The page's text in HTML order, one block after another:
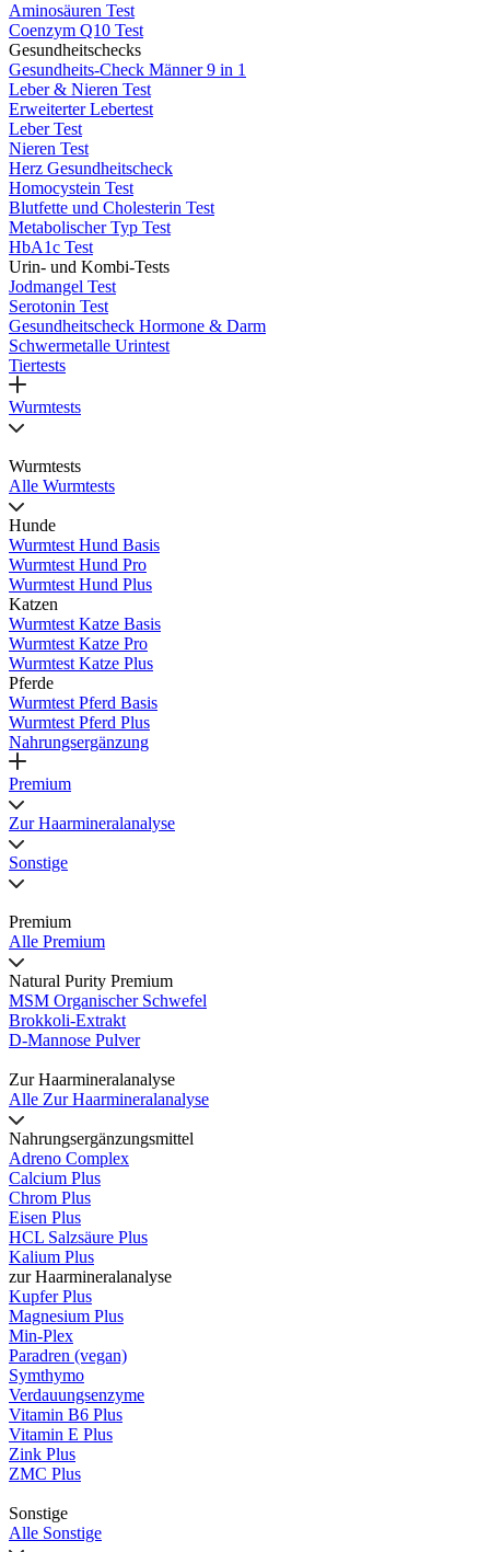
Aminosäuren Test
Coenzym Q10 Test
Gesundheitschecks
Gesundheits-Check Männer 9 in 1
Leber & Nieren Test
Erweiterter Lebertest
Leber Test
Nieren Test
Herz Gesundheitscheck
Homocystein Test
Blutfette und Cholesterin Test
Metabolischer Typ Test
HbA1c Test
Urin- und Kombi-Tests
Jodmangel Test
Serotonin Test
Gesundheitscheck Hormone & Darm
Schwermetalle Urintest
Tiertests
Wurmtests
Wurmtests
Alle Wurmtests
Hunde
Wurmtest Hund Basis
Wurmtest Hund Pro
Wurmtest Hund Plus
Katzen
Wurmtest Katze Basis
Wurmtest Katze Pro
Wurmtest Katze Plus
Pferde
Wurmtest Pferd Basis
Wurmtest Pferd Plus
Nahrungsergänzung
Premium
Zur Haarmineralanalyse
Sonstige
Premium
Alle Premium
Natural Purity Premium
MSM Organischer Schwefel
Brokkoli-Extrakt
D-Mannose Pulver
Zur Haarmineralanalyse
Alle Zur Haarmineralanalyse
Nahrungsergänzungsmittel
Adreno Complex
Calcium Plus
Chrom Plus
Eisen Plus
HCL Salzsäure Plus
Kalium Plus
zur Haarmineralanalyse
Kupfer Plus
Magnesium Plus
Min-Plex
Paradren (vegan)
Symthymo
Verdauungsenzyme
Vitamin B6 Plus
Vitamin E Plus
Zink Plus
ZMC Plus
Sonstige
Alle Sonstige